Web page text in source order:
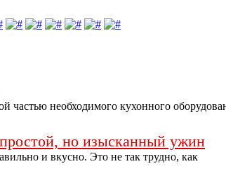
частью необходимого кухонного
но изысканный ужин
и вкусно. Это не так трудно, как